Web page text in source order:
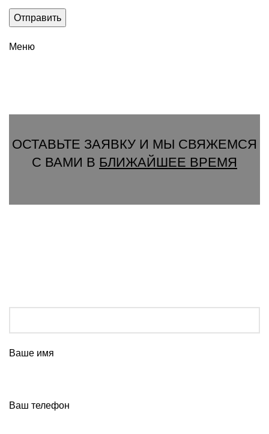
Меню
ОСТАВЬТЕ ЗАЯВКУ И МЫ СВЯЖЕМСЯ
С ВАМИ В БЛИЖАЙШЕЕ ВРЕМЯ
Ваше имя
Ваш телефон